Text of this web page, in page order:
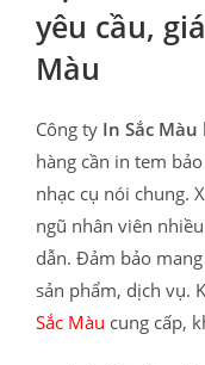
yêu cầu,
Màu
Công ty In Sắc Màu
hàng cần in tem
nhạc cụ nói chung.
ngũ nhân viên
dẫn. Đảm bảo
sản phẩm, dịch vụ.
Sắc Màu cung cấp,